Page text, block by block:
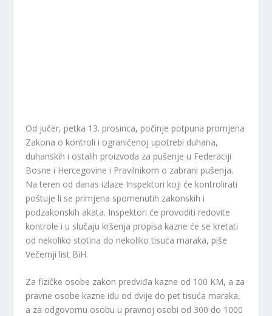
Od jučer, petka 13. prosinca, počinje potpuna promjena
Zakona o kontroli i ograničenoj upotrebi duhana,
duhanskih i ostalih proizvoda za pušenje u Federaciji
Bosne i Hercegovine i Pravilnikom o zabrani pušenja.
Na teren od danas izlaze Inspektori koji će kontrolirati
poštuje li se primjena spomenutih zakonskih i
podzakonskih akata. Inspektori će provoditi redovite
kontrole i u slučaju kršenja propisa kazne će se kretati
od nekoliko stotina do nekoliko tisuća maraka, piše
Večernji list BiH.
Za fizičke osobe zakon predviđa kazne od 100 KM, a za
pravne osobe kazne idu od dvije do pet tisuća maraka,
a za odgovornu osobu u pravnoj osobi od 300 do 1000